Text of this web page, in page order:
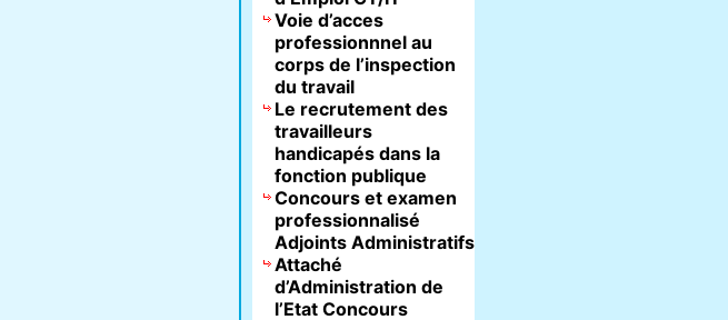
Voie d’acces
professionnnel au
corps de l’inspection
du travail
Le recrutement des
travailleurs
handicapés dans la
fonction publique
Concours et examen
professionnalisé
Adjoints Administratifs
Attaché
d’Administration de
l’Etat Concours